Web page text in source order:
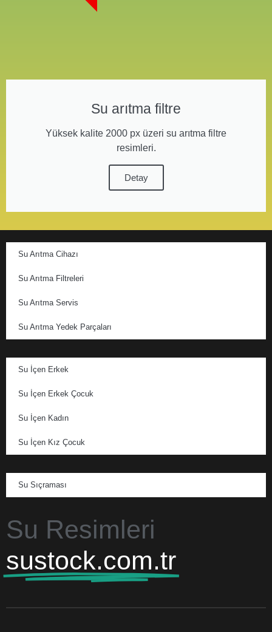
Su arıtma filtre
Yüksek kalite 2000 px üzeri su arıtma filtre
resimleri.
Detay
Su Arıtma Cihazı
Su Arıtma Filtreleri
Su Arıtma Servis
Su Arıtma Yedek Parçaları
Su İçen Erkek
Su İçen Erkek Çocuk
Su İçen Kadın
Su İçen Kız Çocuk
Su Sıçraması
Su Resimleri
sustock.com.tr